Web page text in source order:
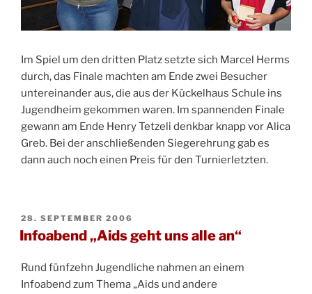
Im Spiel um den dritten Platz setzte sich Marcel Herms
durch, das Finale machten am Ende zwei Besucher
untereinander aus, die aus der Kückelhaus Schule ins
Jugendheim gekommen waren. Im spannenden Finale
gewann am Ende Henry Tetzeli denkbar knapp vor Alica
Greb. Bei der anschließenden Siegerehrung gab es
dann auch noch einen Preis für den Turnierletzten.
VERÖFFENTLICHT
AM
28. SEPTEMBER 2006
Infoabend „Aids geht uns alle an“
Rund fünfzehn Jugendliche nahmen an einem
Infoabend zum Thema „Aids und andere